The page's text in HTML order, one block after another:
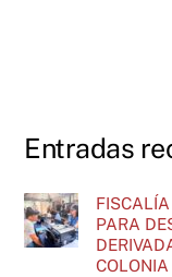
Entradas
PARA